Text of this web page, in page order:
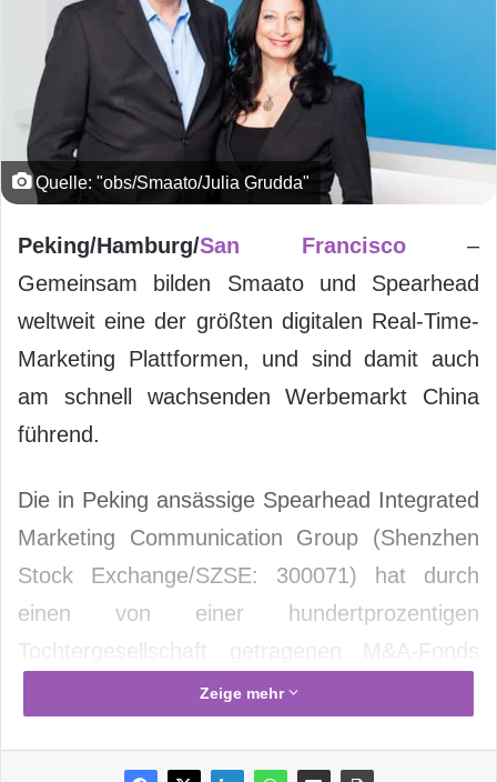
Quelle: "obs/Smaato/Julia Grudda"
Peking/Hamburg/San Francisco–
Gemeinsam bilden Smaato und Spearhead
weltweit eine der größten digitalen Real-Time-
Marketing Plattformen, und sind damit auch
am schnell wachsenden Werbemarkt China
führend.
Die in Peking ansässige Spearhead Integrated
Marketing Communication Group (Shenzhen
Stock Exchange/SZSE: 300071) hat durch
einen von einer hundertprozentigen
Tochtergesellschaft getragenen M&A-Fonds
ein Angebot zur Übernahme des deutsch-
vorgelegt. Die global führende Real-Time
Zeige mehr